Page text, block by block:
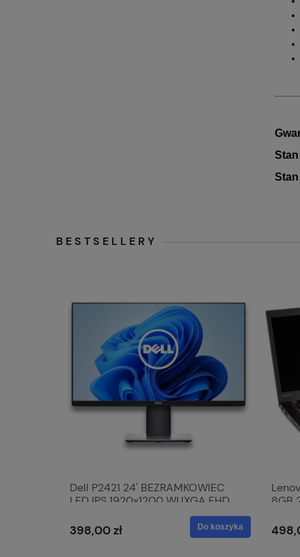
BESTSELLERY
Dell P2421 24' BEZRAMKOWIEC
LED IPS 1920x1200 WUXGA FHD
398,00 zł Do koszyka
8GB